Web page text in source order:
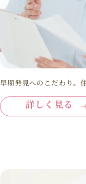
早期発見へのこだわり。
詳しく見る